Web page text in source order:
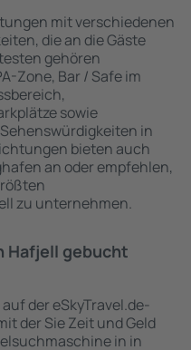
mit verschiedenen
die an die Gäste
gehören
Zone, Bar / Safe im
sowie
in
bieten auch
an oder empfehlen,
zu unternehmen.
Hafjell gebucht
der eSkyTravel.de-
der Sie Zeit und Geld
in in